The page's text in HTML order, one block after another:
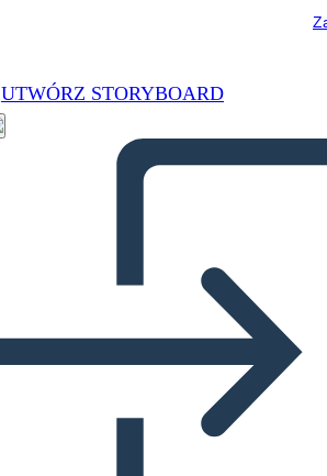
UTWÓRZ STORYBOARD